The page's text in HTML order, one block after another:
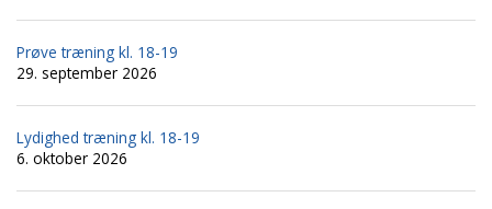
Prøve træning kl. 18-19
29. september 2026
Lydighed træning kl. 18-19
6. oktober 2026